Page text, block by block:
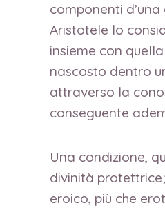
componenti
Aristotele lo
insieme con
nascosto dentro
attraverso la
conseguente
Una condizione,
divinità
eroico, più che